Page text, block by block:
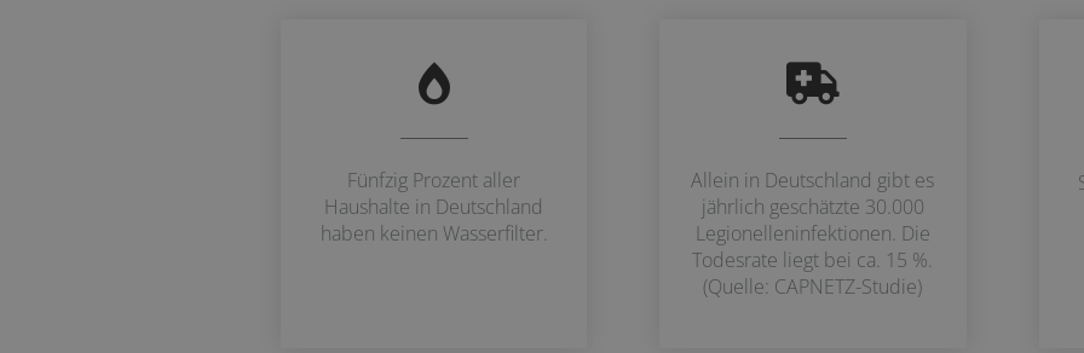
Fünfzig Prozent aller
Haushalte in Deutschland
haben keinen Wasserfilter.
Allein in Deutschland gibt es
jährlich geschätzte 30.000
Legionelleninfektionen. Die
Todesrate liegt bei ca. 15 %.
(Quelle: CAPNETZ-Studie)